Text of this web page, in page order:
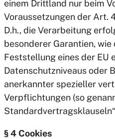
einem Drittland nur beim
Voraussetzungen der Art.
D.h., die Verarbeitung
besonderer Garantien,
Feststellung eines der EU
Datenschutzniveaus oder
anerkannter spezieller
Verpflichtungen (so
§ 4 Cookies